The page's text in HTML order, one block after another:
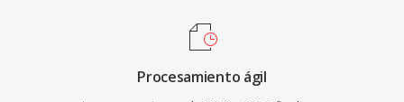
Procesamiento ágil